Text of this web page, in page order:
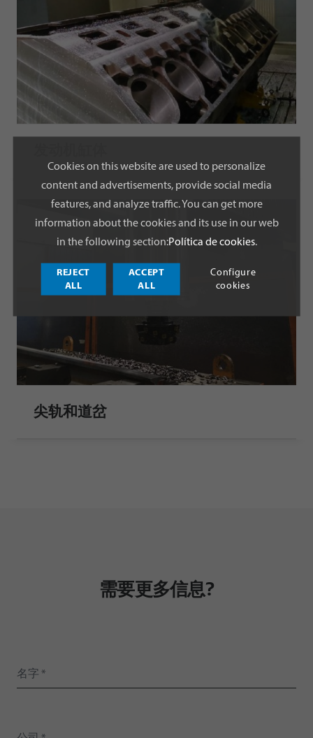
尖轨和道岔
需要更多信息?
Cookies on this website are used to personalize
content and advertisements, provide social media
features, and analyze traffic. You can get more
information about the cookies and its use in our web
in the following section:Política de cookies.
REJECT
ALL
ACCEPT
ALL
Configure
cookies